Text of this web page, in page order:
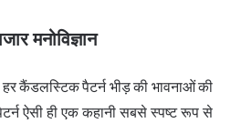
मनोविज्ञान
हर कैंडलस्टिक पैटर्न भीड़ की भावनाओं की
ऐसी ही एक कहानी सबसे स्पष्ट रूप से